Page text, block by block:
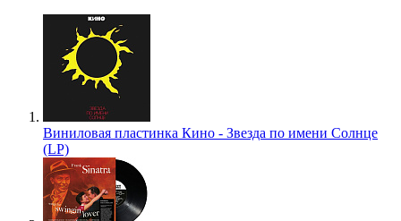
Виниловая пластинка Кино - Звезда по имени Солнце
(LP)